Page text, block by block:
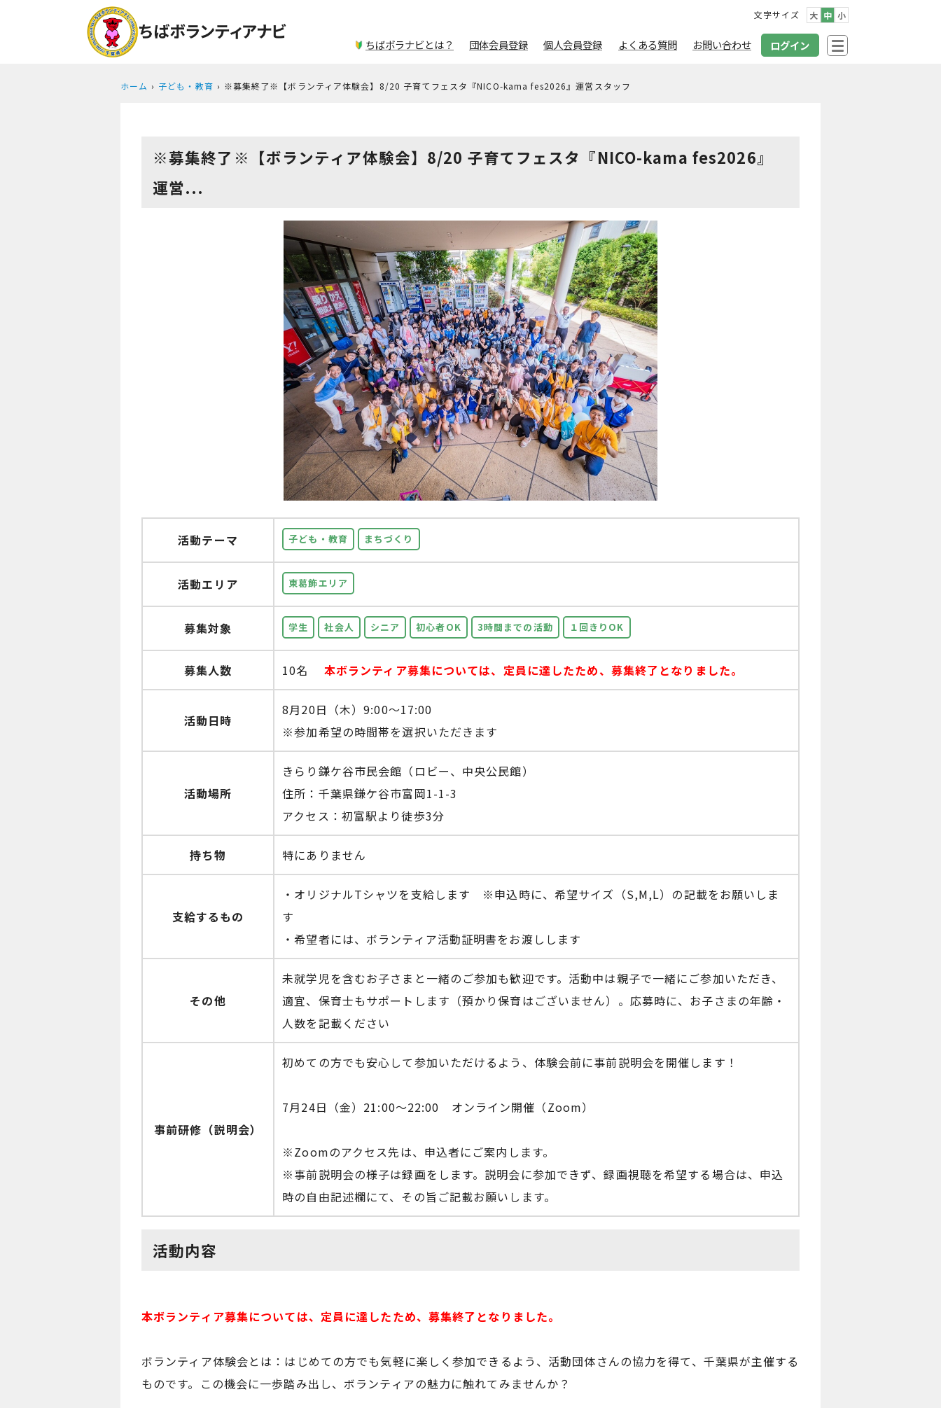
文字サイズ 大 中 小
ちばボラナビとは？ 団体会員登録 個人会員登録 よくある質問 お問い合わせ ログイン
ホーム 子ども・教育 ※募集終了※【ボランティア体験会】8/20 子育てフェスタ『NICO-kama fes2026』運営スタッフ
※募集終了※【ボランティア体験会】8/20 子育てフェスタ『NICO-kama fes2026』
運営...
活動テーマ 子ども・教育 まちづくり
活動エリア 東葛飾エリア
募集対象 学生 社会人 シニア 初心者OK 3時間までの活動 １回きりOK
募集人数 10名 本ボランティア募集については、定員に達したため、募集終了となりました。
活動日時
8月20日（木）9:00～17:00
※参加希望の時間帯を選択いただきます
活動場所
きらり鎌ケ谷市民会館（ロビー、中央公民館）
住所：千葉県鎌ケ谷市富岡1-1-3
アクセス：初富駅より徒歩3分
持ち物 特にありません
支給するもの
・オリジナルTシャツを支給します ※申込時に、希望サイズ（S,M,L）の記載をお願いしま
す
・希望者には、ボランティア活動証明書をお渡しします
その他
未就学児を含むお子さまと一緒のご参加も歓迎です。活動中は親子で一緒にご参加いただき、
適宜、保育士もサポートします（預かり保育はございません）。応募時に、お子さまの年齢・
人数を記載ください
事前研修（説明会）
初めての方でも安心して参加いただけるよう、体験会前に事前説明会を開催します！
7月24日（金）21:00～22:00 オンライン開催（Zoom）
※Zoomのアクセス先は、申込者にご案内します。
※事前説明会の様子は録画をします。説明会に参加できず、録画視聴を希望する場合は、申込
時の自由記述欄にて、その旨ご記載お願いします。
活動内容
本ボランティア募集については、定員に達したため、募集終了となりました。
ボランティア体験会とは：はじめての方でも気軽に楽しく参加できるよう、活動団体さんの協力を得て、千葉県が主催する
ものです。この機会に一歩踏み出し、ボランティアの魅力に触れてみませんか？